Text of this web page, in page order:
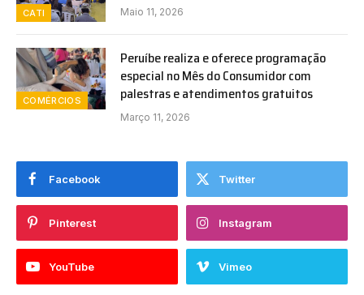
CATI Maio 11, 2026
COMÉRCIOS
Peruíbe realiza e oferece programação
especial no Mês do Consumidor com
palestras e atendimentos gratuitos
Março 11, 2026
Facebook Twitter
Pinterest Instagram
YouTube Vimeo